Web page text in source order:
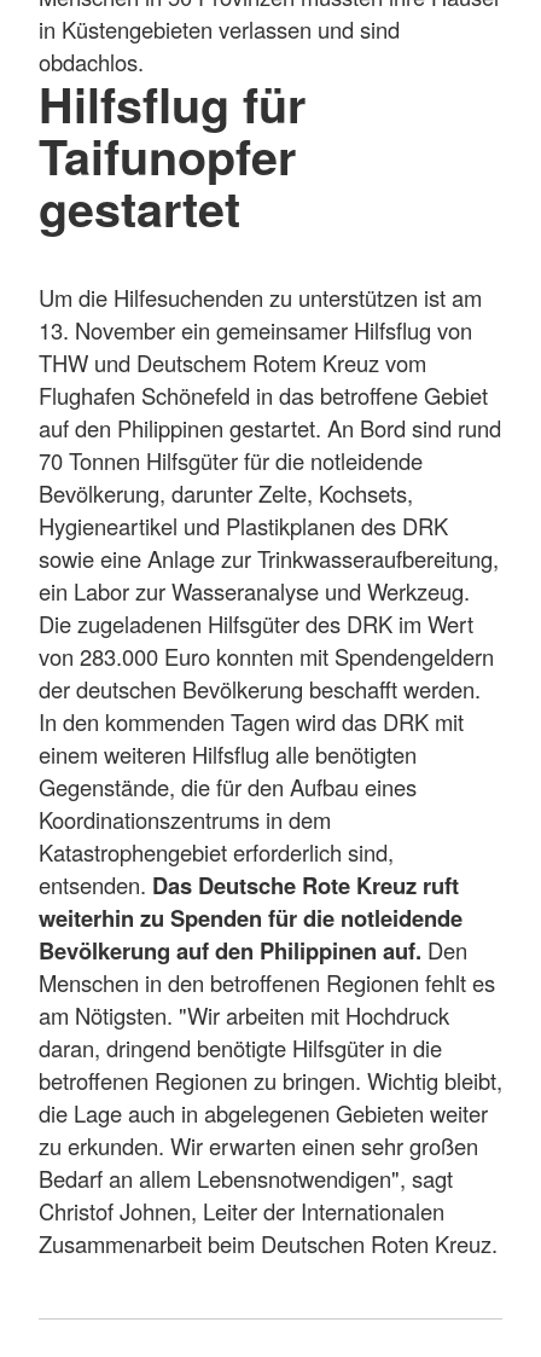
in Küstengebieten verlassen und sind
obdachlos.
Hilfsflug für
Taifunopfer
gestartet
Um die Hilfesuchenden zu unterstützen ist am
13. November ein gemeinsamer Hilfsflug von
THW und Deutschem Rotem Kreuz vom
Flughafen Schönefeld in das betroffene Gebiet
auf den Philippinen gestartet. An Bord sind rund
70 Tonnen Hilfsgüter für die notleidende
Bevölkerung, darunter Zelte, Kochsets,
Hygieneartikel und Plastikplanen des DRK
sowie eine Anlage zur Trinkwasseraufbereitung,
ein Labor zur Wasseranalyse und Werkzeug.
Die zugeladenen Hilfsgüter des DRK im Wert
von 283.000 Euro konnten mit Spendengeldern
der deutschen Bevölkerung beschafft werden.
In den kommenden Tagen wird das DRK mit
einem weiteren Hilfsflug alle benötigten
Gegenstände, die für den Aufbau eines
Koordinationszentrums in dem
Katastrophengebiet erforderlich sind,
entsenden. Das Deutsche Rote Kreuz ruft
weiterhin zu Spenden für die notleidende
Bevölkerung auf den Philippinen auf. Den
Menschen in den betroffenen Regionen fehlt es
am Nötigsten. "Wir arbeiten mit Hochdruck
daran, dringend benötigte Hilfsgüter in die
betroffenen Regionen zu bringen. Wichtig bleibt,
die Lage auch in abgelegenen Gebieten weiter
zu erkunden. Wir erwarten einen sehr großen
Bedarf an allem Lebensnotwendigen", sagt
Christof Johnen, Leiter der Internationalen
Zusammenarbeit beim Deutschen Roten Kreuz.